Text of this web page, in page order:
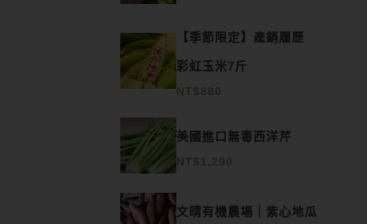
【季節限定】產銷履歷
彩虹玉米7斤
NT$880
美國進口無毒西洋芹
NT$1,200
文晴有機農場｜紫心地瓜